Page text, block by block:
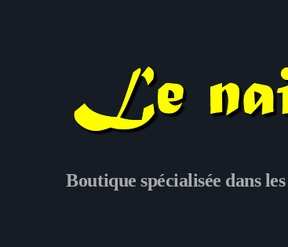
Boutique spécialisée dans